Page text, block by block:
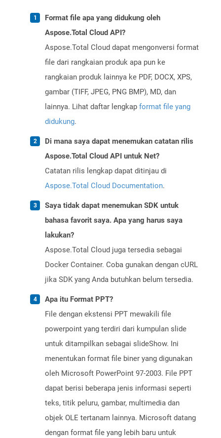
Format file apa yang didukung oleh
Aspose.Total Cloud API?
Aspose.Total Cloud dapat mengonversi format
file dari rangkaian produk apa pun ke
rangkaian produk lainnya ke PDF, DOCX, XPS,
gambar (TIFF, JPEG, PNG BMP), MD, dan
lainnya. Lihat daftar lengkap format file yang
didukung.
Di mana saya dapat menemukan catatan rilis
Aspose.Total Cloud API untuk Net?
Catatan rilis lengkap dapat ditinjau di
Aspose.Total Cloud Documentation.
Saya tidak dapat menemukan SDK untuk
bahasa favorit saya. Apa yang harus saya
lakukan?
Aspose.Total Cloud juga tersedia sebagai
Docker Container. Coba gunakan dengan cURL
jika SDK yang Anda butuhkan belum tersedia.
Apa itu Format PPT?
File dengan ekstensi PPT mewakili file
powerpoint yang terdiri dari kumpulan slide
untuk ditampilkan sebagai slideShow. Ini
menentukan format file biner yang digunakan
oleh Microsoft PowerPoint 97-2003. File PPT
dapat berisi beberapa jenis informasi seperti
teks, titik peluru, gambar, multimedia dan
objek OLE tertanam lainnya. Microsoft datang
dengan format file yang lebih baru untuk